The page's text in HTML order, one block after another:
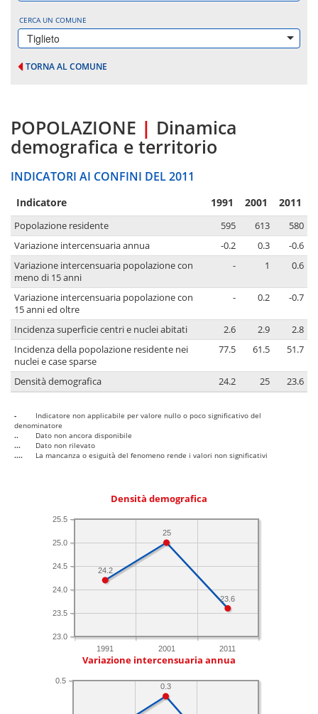
CERCA UN COMUNE
Tiglieto
TORNA AL COMUNE
POPOLAZIONE | Dinamica
demografica e territorio
INDICATORI AI CONFINI DEL 2011
Indicatore 1991 2001 2011
Popolazione residente 595 613
580
Variazione intercensuaria annua
-0.2 0.3
-0.6
Variazione intercensuaria popolazione con
meno di 15 anni
- 1 0.6
Variazione intercensuaria popolazione con
15 anni ed oltre
- 0.2 -0.7
Incidenza superficie centri e nuclei abitati 2.6 2.9
2.8
Incidenza della popolazione residente nei
nuclei e case sparse
77.5 61.5 51.7
Densità demografica 24.2 25 23.6
-
Indicatore non applicabile per valore nullo o poco significativo del
denominatore
..
Dato non ancora disponibile
...
Dato non rilevato
....
La mancanza o esiguità del fenomeno rende i valori non significativi
Densità demografica
1991 2001 2011
23.0
23.5
24.0
24.5
25.0
25.5
23.6
25
24.2
Variazione intercensuaria annua
0.5
0.3